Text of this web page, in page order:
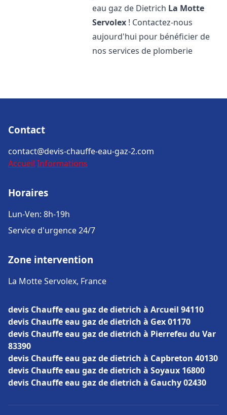
eau gaz de Dietrich La Motte
Servolex ! Contactez-nous
aujourd'hui pour bénéficier de
nos services de plomberie
Contact
contact@devis-chauffe-eau-gaz-2.com
Accueil Informations
Horaires
Lun-Ven: 8h-19h
Service d'urgence 24/7
Zone intervention
La Motte Servolex, France
devis Chauffe eau gaz de dietrich à Arcueil 94110
devis Chauffe eau gaz de dietrich à Gex 01170
devis Chauffe eau gaz de dietrich à Pierrefeu du Var
83390
devis Chauffe eau gaz de dietrich à Capbreton 40130
devis Chauffe eau gaz de dietrich à Soyaux 16800
devis Chauffe eau gaz de dietrich à Gauchy 02430